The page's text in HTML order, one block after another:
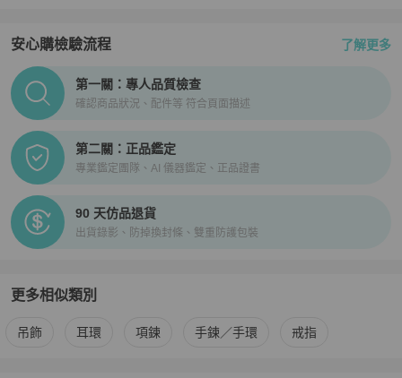
安心購檢驗流程 了解更多
PopChill拍拍圈正品驗證、安心購檢驗流程介紹
第一關：專人品質檢查
確認商品狀況、配件等 符合頁面描述
第二關：正品鑑定
專業鑑定團隊、AI 儀器鑑定、正品證書
90 天仿品退貨
出貨錄影、防掉換封條、雙重防護包裝
更多相似類別
更多Hermès女士配件 相似商品推薦
吊飾 耳環 項鍊 手鍊／手環 戒指